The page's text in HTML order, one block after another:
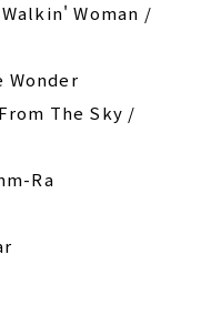
Woman /
The Sky /
Ra